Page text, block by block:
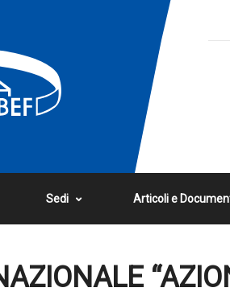
Sedi Articoli e